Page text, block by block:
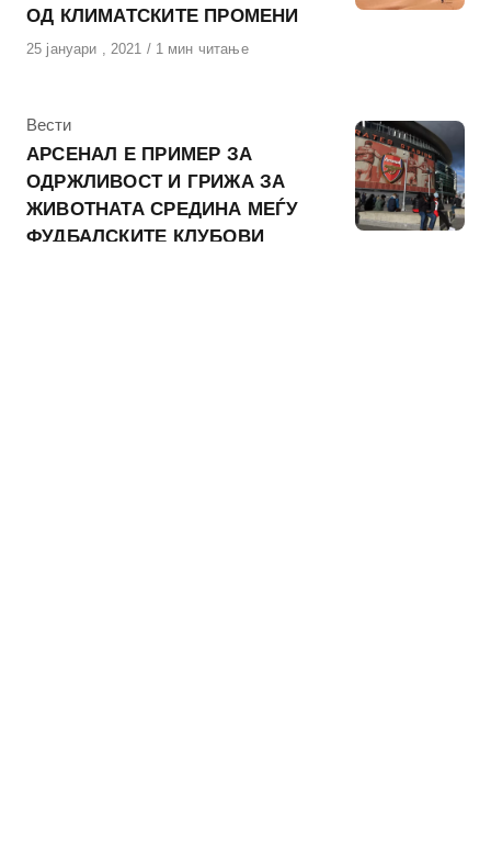
ОД КЛИМАТСКИТЕ ПРОМЕНИ
Објавено
25 јануари , 2021 1 мин читање
КАтегорија
Вести
АРСЕНАЛ Е ПРИМЕР ЗА
ОДРЖЛИВОСТ И ГРИЖА ЗА
ЖИВОТНАТА СРЕДИНА МЕЃУ
ФУДБАЛСКИТЕ КЛУБОВИ